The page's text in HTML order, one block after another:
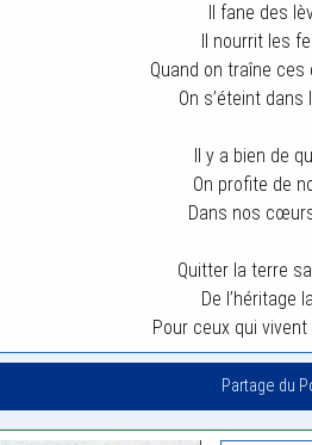
Il fane des
Il nourrit les
Quand on traîne
On s’éteint dans
Il y a bien de
On profite de
Dans nos
Quitter la terre
De l’héritage
Pour ceux qui
Partage du